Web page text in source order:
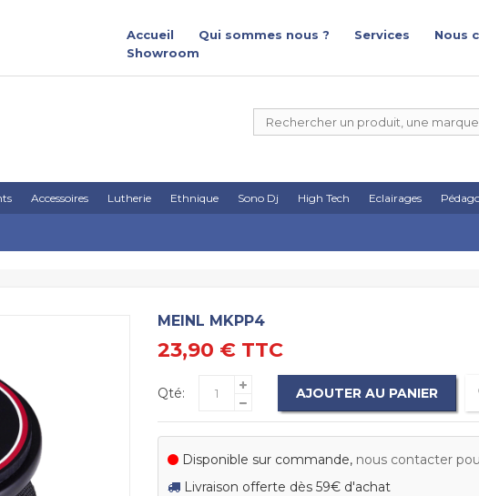
Accueil Qui sommes nous ? Services Nous
Showroom
Accessoires Lutherie Ethnique Sono Dj High Tech Eclairages
MEINL MKPP4
23,90 € TTC
Qté: AJOUTER AU PANIER
Disponible sur commande, nous contacter
Livraison offerte dès 59€ d'achat